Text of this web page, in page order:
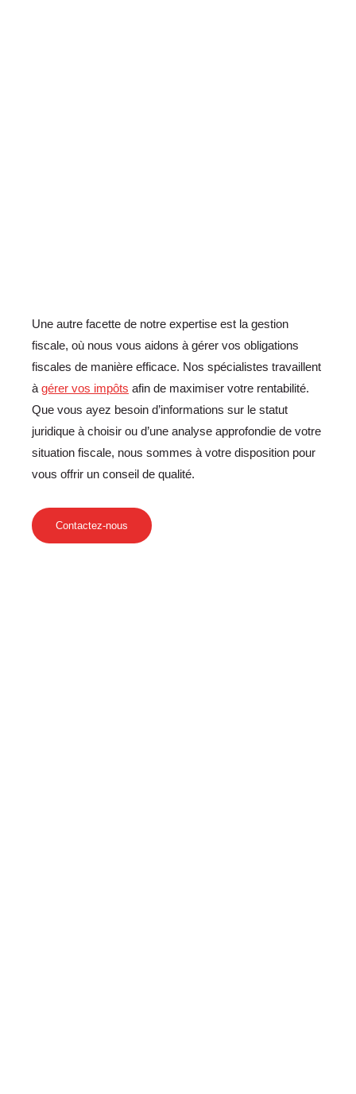
Une autre facette de notre expertise est la gestion
fiscale, où nous vous aidons à gérer vos obligations
fiscales de manière efficace. Nos spécialistes travaillent
à gérer vos impôts afin de maximiser votre rentabilité.
Que vous ayez besoin d’informations sur le statut
juridique à choisir ou d’une analyse approfondie de votre
situation fiscale, nous sommes à votre disposition pour
vous offrir un conseil de qualité.
Contactez-nous